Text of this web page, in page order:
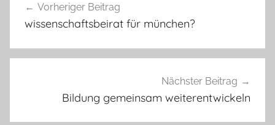
Vorheriger Beitrag
wissenschaftsbeirat für münchen?
Nächster Beitrag
Bildung gemeinsam weiterentwickeln